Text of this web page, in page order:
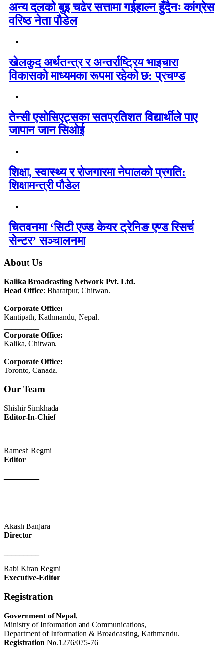
अन्य दलको बुइ चढेर सत्तामा गईहाल्न हुँदैनः कांग्रेस
वरिष्ठ नेता पौडेल
खेलकुद अर्थतन्त्र र अन्तर्राष्ट्रिय भाइचारा
विकासको माध्यमका रूपमा रहेको छ: प्रचण्ड
तेन्सी एसोसिएट्सका सतप्रतिशत विद्यार्थीले पाए
जापान जान सिओई
शिक्षा, स्वास्थ्य र रोजगारमा नेपालको प्रगति:
शिक्षामन्त्री पौडेल
चितवनमा ‘सिटी एज्ड केयर ट्रेनिङ एण्ड रिसर्च
सेन्टर’ सञ्चालनमा
About Us
Kalika Broadcasting Network Pvt. Ltd.
Head Office: Bharatpur, Chitwan.
Corporate Office:
Kantipath, Kathmandu, Nepal.
Corporate Office:
Kalika, Chitwan.
Corporate Office:
Toronto, Canada.
Our Team
Shishir Simkhada
Editor-In-Chief
Ramesh Regmi
Editor
Akash Banjara
Director
Rabi Kiran Regmi
Executive-Editor
Registration
Government of Nepal,
Ministry of Information and Communications,
Department of Information & Broadcasting, Kathmandu.
Registration No.1276/075-76